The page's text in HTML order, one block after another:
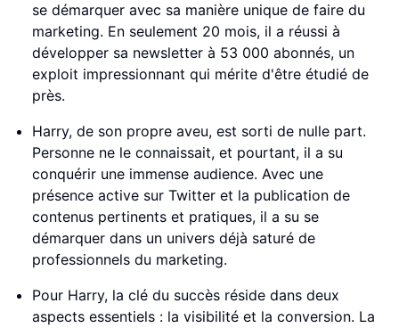
se démarquer avec sa manière unique de faire du
marketing. En seulement 20 mois, il a réussi à
développer sa newsletter à 53 000 abonnés, un
exploit impressionnant qui mérite d'être étudié de
près.
Harry, de son propre aveu, est sorti de nulle part.
Personne ne le connaissait, et pourtant, il a su
conquérir une immense audience. Avec une
présence active sur Twitter et la publication de
contenus pertinents et pratiques, il a su se
démarquer dans un univers déjà saturé de
professionnels du marketing.
Pour Harry, la clé du succès réside dans deux
aspects essentiels : la visibilité et la conversion. La